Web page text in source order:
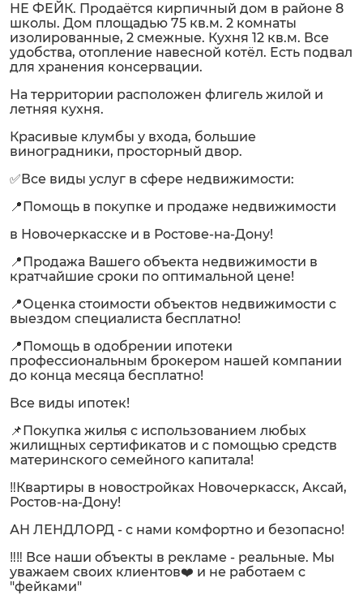
НЕ ФЕЙК. Продаётся кирпичный дом в районе 8
школы. Дом площадью 75 кв.м. 2 комнаты
изолированные, 2 смежные. Кухня 12 кв.м. Все
удобства, отопление навесной котёл. Есть подвал
для хранения консервации.
На территории расположен флигель жилой и
летняя кухня.
Красивые клумбы у входа, большие
виноградники, просторный двор.
✅Все виды услуг в сфере недвижимости:
📍Помощь в покупке и продаже недвижимости
в Новочеркасске и в Ростове-на-Дону!
📍Продажа Вашего объекта недвижимости в
кратчайшие сроки по оптимальной цене!
📍Оценка стоимости объектов недвижимости с
выездом специалиста бесплатно!
📍Помощь в одобрении ипотеки
профессиональным брокером нашей компании
до конца месяца бесплатно!
Все виды ипотек!
📌Покупка жилья с использованием любых
жилищных сертификатов и с помощью средств
материнского семейного капитала!
‼️Квартиры в новостройках Новочеркасск, Аксай,
Ростов-на-Дону!
АН ЛЕНДЛОРД - с нами комфортно и безопасно!
‼️‼️ Все наши объекты в рекламе - реальные. Мы
уважаем своих клиентов❤️ и не работаем с
"фейками"